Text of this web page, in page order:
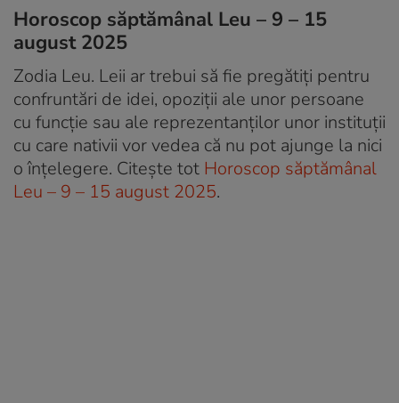
Horoscop săptămânal Leu – 9 – 15
august 2025
Zodia Leu. Leii ar trebui să fie pregătiți pentru
confruntări de idei, opoziții ale unor persoane
cu funcție sau ale reprezentanților unor instituții
cu care nativii vor vedea că nu pot ajunge la nici
o înțelegere. Citește tot Horoscop săptămânal
Leu – 9 – 15 august 2025.